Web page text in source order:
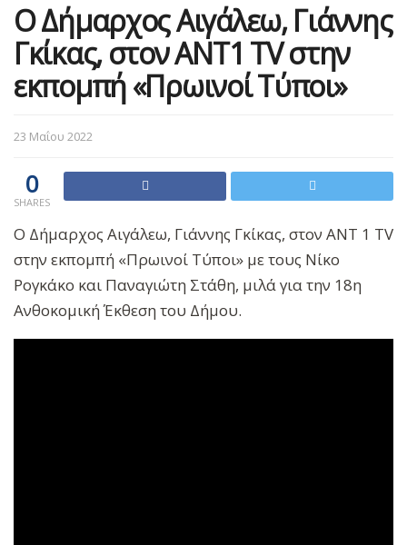
Ο Δήμαρχος Αιγάλεω, Γιάννης
Γκίκας, στον ΑΝΤ1 ΤV στην
εκπομπή «Πρωινοί Τύποι»
23 Μαΐου 2022
0
SHARES
Ο Δήμαρχος Αιγάλεω, Γιάννης Γκίκας, στον ΑΝΤ 1 ΤV
στην εκπομπή «Πρωινοί Τύποι» με τους Νίκο
Ρογκάκο και Παναγιώτη Στάθη, μιλά για την 18η
Ανθοκομική Έκθεση του Δήμου.